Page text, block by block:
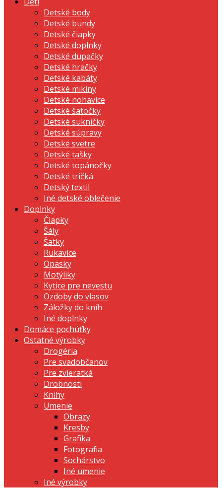
Detské body
Detské bundy
Detské čiapky
Detské doplnky
Detské dupačky
Detské hračky
Detské kabáty
Detské mikiny
Detské nohavice
Detské šatočky
Detské sukničky
Detské súpravy
Detské svetre
Detské tašky
Detské topánočky
Detské tričká
Detský textil
Iné detské oblečenie
Doplnky
Čiapky
Šály
Šatky
Rukavice
Opasky
Motýliky
Kytice pre nevestu
Ozdoby do vlasov
Záložky do kníh
Iné doplnky
Domáce pochúťky
Ostatné výrobky
Drogéria
Pre svadobčanov
Pre zvieratká
Drobnosti
Knihy
Umenie
Obrazy
Kresby
Grafika
Fotografia
Sochárstvo
Iné umenie
Iné výrobky